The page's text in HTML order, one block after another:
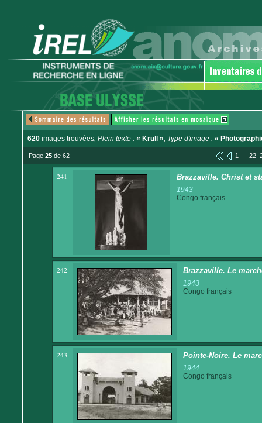
620 images trouvées, Plein texte : « Krull », Type d'image : «
Page 25 de 62 1 ... 22
241 Brazzaville. Christ et
1943
Congo français
242 Brazzaville. Le
1943
Congo français
243 Pointe-Noire. Le
1944
Congo français